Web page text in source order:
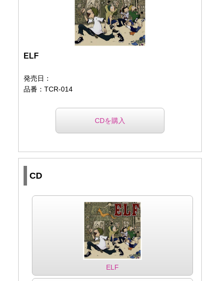
ELF
発売日：
品番：TCR-014
CDを購入
CD
ELF